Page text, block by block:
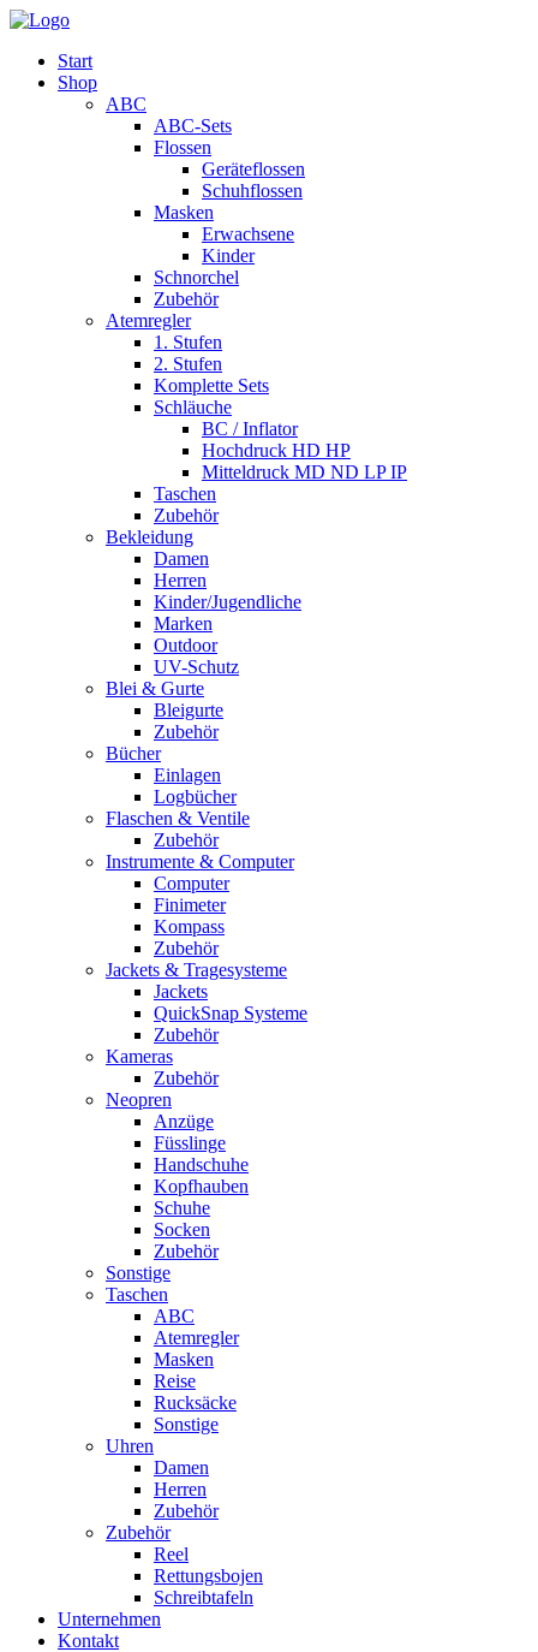
Start
Shop
ABC
ABC-Sets
Flossen
Geräteflossen
Schuhflossen
Masken
Erwachsene
Kinder
Schnorchel
Zubehör
Atemregler
1. Stufen
2. Stufen
Komplette Sets
Schläuche
BC / Inflator
Hochdruck HD HP
Mitteldruck MD ND LP IP
Taschen
Zubehör
Bekleidung
Damen
Herren
Kinder/Jugendliche
Marken
Outdoor
UV-Schutz
Blei & Gurte
Bleigurte
Zubehör
Bücher
Einlagen
Logbücher
Flaschen & Ventile
Zubehör
Instrumente & Computer
Computer
Finimeter
Kompass
Zubehör
Jackets & Tragesysteme
Jackets
QuickSnap Systeme
Zubehör
Kameras
Zubehör
Neopren
Anzüge
Füsslinge
Handschuhe
Kopfhauben
Schuhe
Socken
Zubehör
Sonstige
Taschen
ABC
Atemregler
Masken
Reise
Rucksäcke
Sonstige
Uhren
Damen
Herren
Zubehör
Zubehör
Reel
Rettungsbojen
Schreibtafeln
Unternehmen
Kontakt